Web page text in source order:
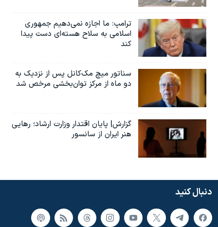
ترامپ: ما اجازه نمی‌دهیم جمهوری
اسلامی به سلاح هسته‌ای دست پیدا
کند
سناتور میچ مک‌کانل پس از نزدیک به
دو ماه از مرکز توان‌بخشی مرخص شد
گزارش| پایان اقتدار وزارت ارشاد؛ رهایی
هنر ایران از سانسور
دنبال کنید